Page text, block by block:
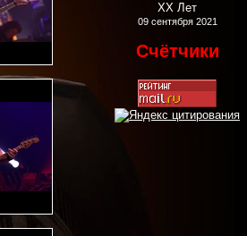
XX Лет
09 сентября 2021
Счётчики